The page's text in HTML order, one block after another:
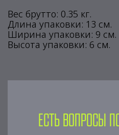
Вес брутто: 0.35 кг.
Длина упаковки: 13 см.
Ширина упаковки: 9 см.
Высота упаковки: 6 см.
Есть вопросы